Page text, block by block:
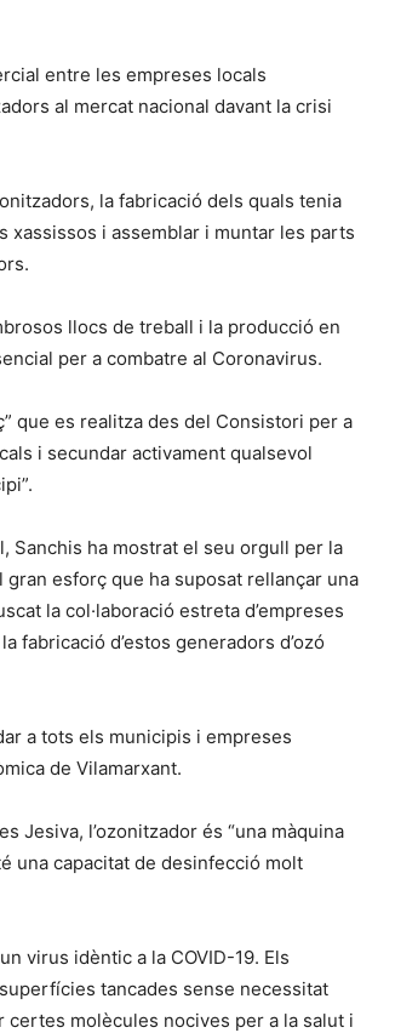
entre les empreses locals
al mercat nacional davant la crisi
la fabricació dels quals tenia
i assemblar i muntar les parts
llocs de treball i la producció en
per a combatre al Coronavirus.
que es realitza des del Consistori per a
i secundar activament qualsevol
Sanchis ha mostrat el seu orgull per la
esforç que ha suposat rellançar una
la col·laboració estreta d’empreses
fabricació d’estos generadors d’ozó
a tots els municipis i empreses
de Vilamarxant.
Jesiva, l’ozonitzador és “una màquina
una capacitat de desinfecció molt
virus idèntic a la COVID-19. Els
tancades sense necessitat
certes molècules nocives per a la salut i